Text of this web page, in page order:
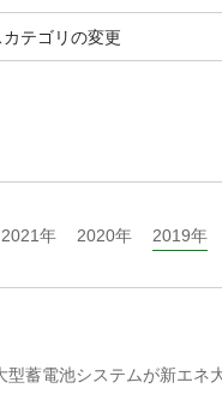
テゴリの変更
2021年 2020年 2019年
型蓄電池システムが新エネ